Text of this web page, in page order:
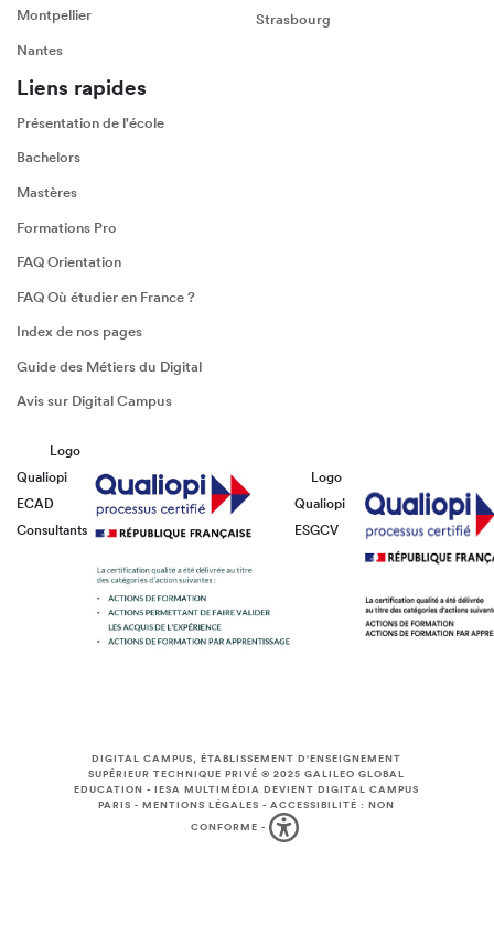
Montpellier
Nantes
Strasbourg
Liens rapides
Présentation de l'école
Bachelors
Mastères
Formations Pro
FAQ Orientation
FAQ Où étudier en France ?
Index de nos pages
Guide des Métiers du Digital
Avis sur Digital Campus
Logo
Qualiopi
ECAD
Consultants
Logo
Qualiopi
ESGCV
DIGITAL CAMPUS, ÉTABLISSEMENT D'ENSEIGNEMENT
SUPÉRIEUR TECHNIQUE PRIVÉ © 2025GALILEO GLOBAL
EDUCATION -IESA MULTIMÉDIA DEVIENT DIGITAL CAMPUS
PARIS -MENTIONS LÉGALES -ACCESSIBILITÉ : NON
CONFORME -